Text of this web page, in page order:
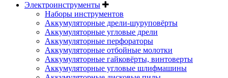
Электроинструменты
Наборы инструментов
Аккумуляторные дрели-шуруповёрты
Аккумуляторные угловые дрели
Аккумуляторные перфораторы
Аккумуляторные отбойные молотки
Аккумуляторные гайковёрты, винтоверты
Аккумуляторные угловые шлифмашины